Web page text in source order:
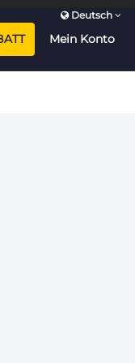
on line
on line324
Deutsch
Mein Konto